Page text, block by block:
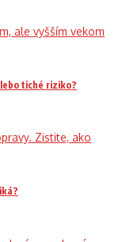
tiché riziko?